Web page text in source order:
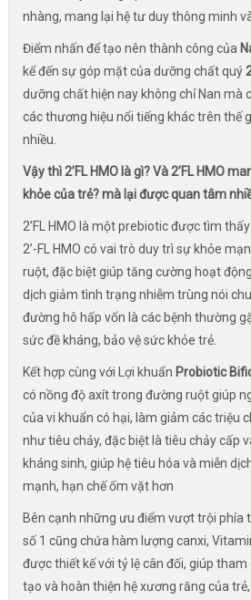
nhàng, mang lại hệ tư duy thông minh
Điểm nhấn để tạo nên thành công của
kể đến sự góp mặt của dưỡng chất quý
dưỡng chất hiện nay không chỉ Nan mà
các thương hiệu nổi tiếng khác trên thế
nhiều.
Vậy thì 2’FL HMO là gì? Và 2’FL HMO
khỏe của trẻ? mà lại được quan tâm
2’FL HMO là một prebiotic được tìm
2’-FL HMO có vai trò duy trì sự khỏe
ruột, đặc biệt giúp tăng cường hoạt
dịch giảm tình trạng nhiễm trùng nói
đường hô hấp vốn là các bệnh thường
sức đề kháng, bảo vệ sức khỏe trẻ.
Kết hợp cùng với Lợi khuẩn Probiotic
có nồng độ axít trong đường ruột giúp
của vi khuẩn có hại, làm giảm các triệu
như tiêu chảy, đặc biệt là tiêu chảy cấp
kháng sinh, giúp hệ tiêu hóa và miễn
mạnh, hạn chế ốm vặt hơn
Bên cạnh những ưu điểm vượt trội phía
số 1 cũng chứa hàm lượng canxi,
được thiết kế với tỷ lệ cân đối, giúp
tạo và hoàn thiện hệ xương răng của